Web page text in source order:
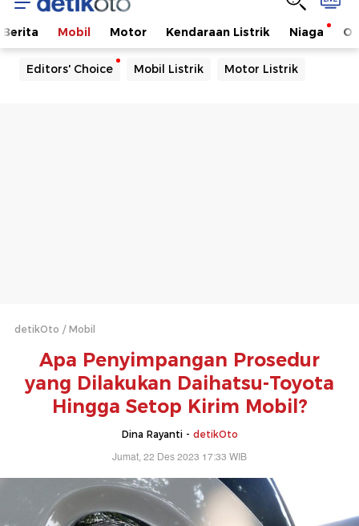
Berita Mobil Motor Kendaraan Listrik Niaga
Editors' Choice Mobil Listrik Motor Listrik
detikOto Mobil
Apa Penyimpangan Prosedur
yang Dilakukan Daihatsu-Toyota
Hingga Setop Kirim Mobil?
Dina Rayanti - detikOto
Jumat, 22 Des 2023 17:33 WIB